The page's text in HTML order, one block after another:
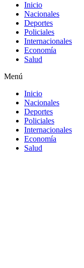
Inicio
Nacionales
Deportes
Policiales
Internacionales
Economía
Salud
Menú
Inicio
Nacionales
Deportes
Policiales
Internacionales
Economía
Salud